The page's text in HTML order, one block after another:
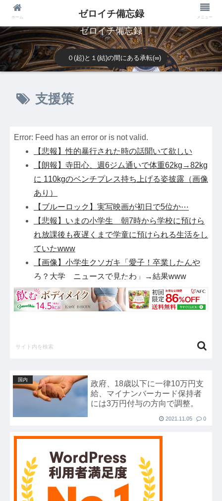
ゼロイチ備忘録
０(起)と１(結)の間にある承転(∞)
支援策
Error: Feed has an error or is not valid.
【悲報】性的暴行された時の話聞いて欲しい
【朗報】寺田心、週6ジム通いで体重62kg→82kg
に 110kgのベンチプレス持ち上げる姿披露（画像
あり）
【ブルーロック】実写映画が初日で5位か⋯
【悲報】いまの小学生 朝7時から学校に預けら
れ放課後も夜遅くまで学童に預けられる生活をし
ていたwww
【画像】小学生クソガキ「愛子！卒業したんや
ろ？大学 ニュースで見たわ」→結果www
国連が事実上の機能停止に陥りつつあると関係者
が告白、特に役に立たないくせに高給だけ毟り取
始まる…他
投稿するも女子から「見た目が汚らしい」と叩か
れ謝罪他
【悲報】任天堂キッズさん、「Aボタン長押し」
に気づかず任天堂に修正させてしまう他
ハードオフに売っていた4万4000円のフィギュア
がヤバすぎるｗｗｗｗｗｗ「こんな高いの？ｗ
ｗ」「逆に超安い」
【GIF】JSのカンチョーワロタ
国内
政府、18歳以下に一律10万円支
給、マイナンバーカード保持者
には3万円付与の方向で調整。
2021.11.05 0
ホーム ゼロイチ備忘録 メニュー